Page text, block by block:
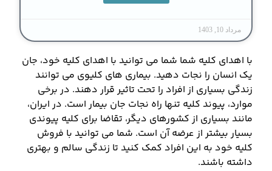
مرداد 10, 1403
با اهدای کلیه شما شما می توانید با اهدای کلیه خود، جان
یک انسان را نجات دهید. بیماری های کلیوی می توانند
زندگی بسیاری از افراد را تحت تاثیر قرار دهند. در برخی
موارد، پیوند کلیه تنها راه نجات جان بیمار است. در ایران،
مانند بسیاری از کشورهای دیگر، تقاضا برای کلیه پیوندی
بسیار بیشتر از عرضه آن است. شما می توانید با فروش
کلیه خود به این افراد کمک کنید تا زندگی سالم و بهتری
داشته باشند.